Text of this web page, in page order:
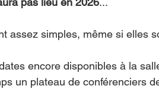
assez simples, même si elles
encore disponibles à la
un plateau de conférenciers